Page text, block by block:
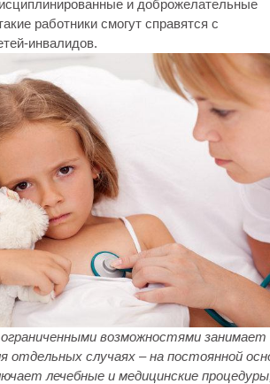
и доброжелательные
работники смогут справятся с
инвалидов.
возможностями занимает
отдельных случаях – на постоянной
лечебные и медицинские